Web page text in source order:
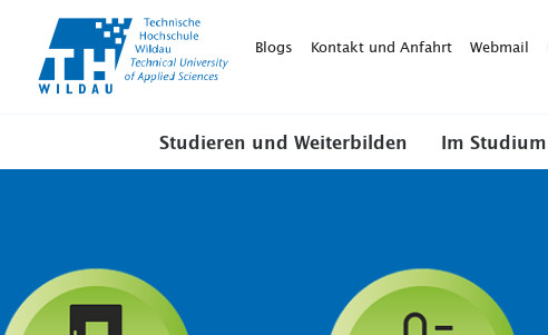
WildauBlogs Kontakt und Anfahrt Webmail
Studieren und Weiterbilden Im Studium